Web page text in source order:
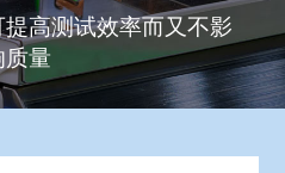
高测试效率而又不影
质量